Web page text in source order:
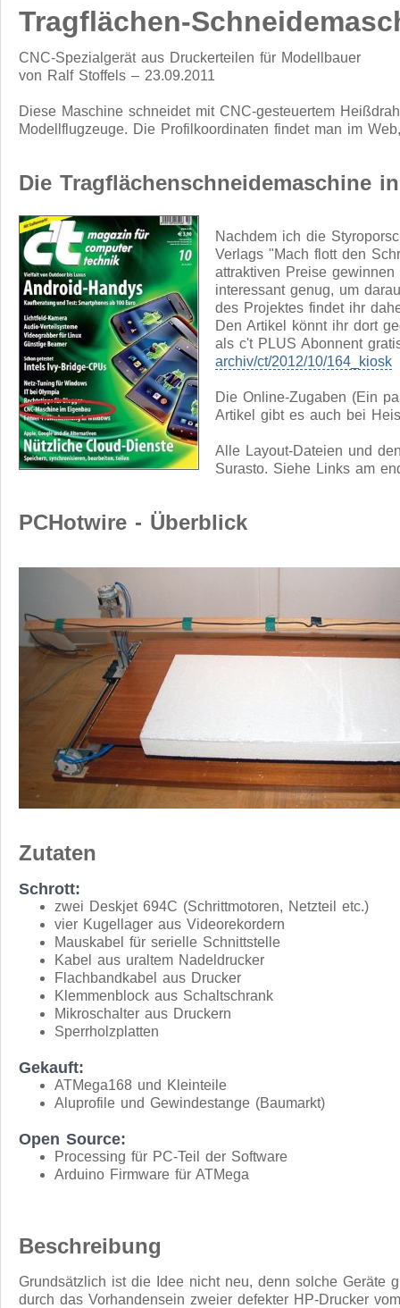
Tragflächen-
CNC-Spezialgerät aus Druckerteilen für Modellbauer
von Ralf Stoffels – 23.09.2011
Diese Maschine schneidet mit CNC-gesteuertem
Modellflugzeuge. Die Profilkoordinaten findet man im
Die Tragflächenschneidemaschine
Nachdem ich die
Verlags "Mach flott den
attraktiven Preise
interessant genug, um
des Projektes findet ihr
Den Artikel könnt ihr dort
als c't PLUS Abonnent
archiv/ct/2012/10/164_kiosk
Die Online-Zugaben (Ein
Artikel gibt es auch bei
Alle Layout-Dateien und
Surasto. Siehe Links am
PCHotwire - Überblick
Zutaten
Schrott:
zwei Deskjet 694C (Schrittmotoren, Netzteil etc.)
vier Kugellager aus Videorekordern
Mauskabel für serielle Schnittstelle
Kabel aus uraltem Nadeldrucker
Flachbandkabel aus Drucker
Klemmenblock aus Schaltschrank
Mikroschalter aus Druckern
Sperrholzplatten
Gekauft:
ATMega168 und Kleinteile
Aluprofile und Gewindestange (Baumarkt)
Open Source:
Processing für PC-Teil der Software
Arduino Firmware für ATMega
Beschreibung
Grundsätzlich ist die Idee nicht neu, denn solche Geräte
durch das Vorhandensein zweier defekter HP-Drucker